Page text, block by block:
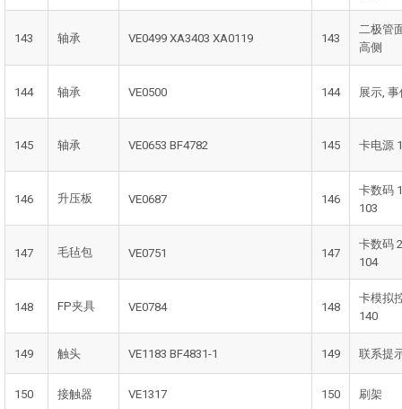
143 轴承 VE0499 XA3403 XA0119 143
二极管
高侧
144 轴承 VE0500 144 展示, 事
145 轴承 VE0653 BF4782 145 卡电源
146 升压板 VE0687 146
卡数码 1
103
147 毛毡包 VE0751 147
卡数码 2
104
148 FP夹具 VE0784 148
卡模拟
140
149 触头 VE1183 BF4831-1 149 联系提
150 接触器 VE1317 150 刷架